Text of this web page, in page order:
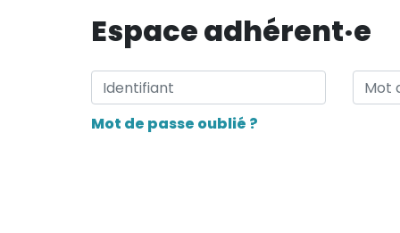
Ressources
Organismes
Activités
Espace adhérent·e
Mot de passe oublié ?